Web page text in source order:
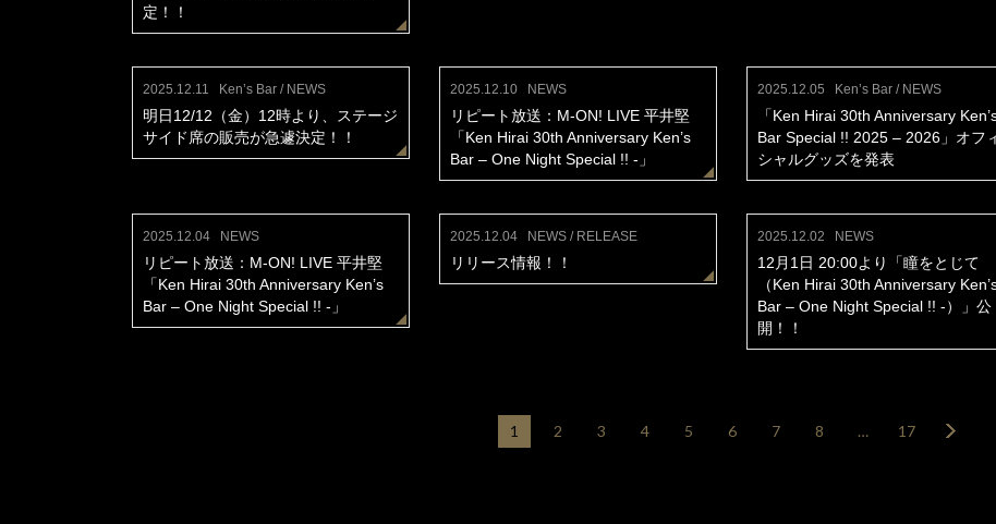
定！！
2025.12.11 Ken’s Bar / NEWS
明日12/12（金）12時より、ステージ
サイド席の販売が急遽決定！！
2025.12.10 NEWS
リピート放送：M-ON! LIVE 平井堅
「Ken Hirai 30th Anniversary Ken’s
Bar – One Night Special !! -」
2025.12.05 Ken’s Bar / NEWS
「Ken Hirai 30th Anniversary
Bar Special !! 2025 – 2026」オフ
シャルグッズを発表
2025.12.04 NEWS
リピート放送：M-ON! LIVE 平井堅
「Ken Hirai 30th Anniversary Ken’s
Bar – One Night Special !! -」
2025.12.04 NEWS / RELEASE
リリース情報！！
2025.12.02 NEWS
12月1日 20:00より「瞳をとじて
（Ken Hirai 30th Anniversary
Bar – One Night Special !! -）」公
開！！
1 2 3 4 5 6 7 8 … 17